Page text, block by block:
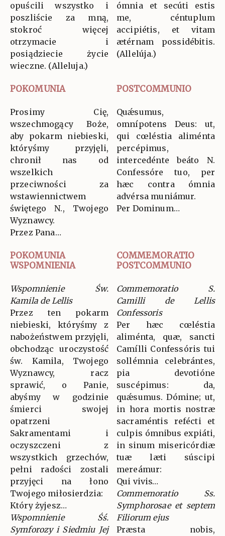
opuścili wszystko i
poszliście za mną,
stokroć więcej
otrzymacie i
posiądziecie życie
wieczne. (Alleluja.)
ómnia et secúti estis
me, céntuplum
accipiétis, et vitam
ætérnam possidébitis.
(Allelúja.)
POKOMUNIA POSTCOMMUNIO
Prosimy Cię,
wszechmogący Boże,
aby pokarm niebieski,
któryśmy przyjęli,
chronił nas od
wszelkich
przeciwności za
wstawiennictwem
świętego N., Twojego
Wyznawcy.
Przez Pana…
Quǽsumus,
omnípotens Deus: ut,
qui cœléstia aliménta
percépimus,
intercedénte beáto N.
Confessóre tuo, per
hæc contra ómnia
advérsa muniámur.
Per Dominum…
POKOMUNIA
WSPOMNIENIA
COMMEMORATIO
POSTCOMMUNIO
Wspomnienie Św.
Kamila de Lellis
Przez ten pokarm
niebieski, któryśmy z
nabożeństwem przyjęli,
obchodząc uroczystość
św. Kamila, Twojego
Wyznawcy, racz
sprawić, o Panie,
abyśmy w godzinie
śmierci swojej
opatrzeni
Sakramentami i
oczyszczeni z
wszystkich grzechów,
pełni radości zostali
przyjęci na łono
Twojego miłosierdzia:
Który żyjesz…
Wspomnienie Śś.
Symforozy i Siedmiu Jej
Commemoratio S.
Camilli de Lellis
Confessoris
Per hæc cœléstia
aliménta, quæ, sancti
Camílli Confessóris tui
sollémnia celebrántes,
pia devotióne
suscépimus: da,
quǽsumus. Dómine; ut,
in hora mortis nostræ
sacraméntis refécti et
culpis ómnibus expiáti,
in sinum misericórdiæ
tuæ læti súscipi
mereámur:
Qui vivis…
Commemoratio Ss.
Symphorosae et septem
Filiorum ejus
Præsta nobis,